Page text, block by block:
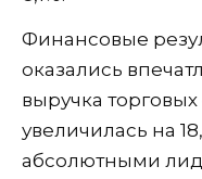
Финансовые
оказались
выручка
увеличилась на
абсолютными